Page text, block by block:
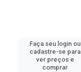
Faça seu login ou
cadastre-se para
ver preços e
comprar